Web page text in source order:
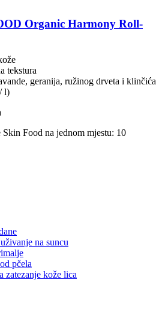
Organic Harmony Roll-​
tekstura
geranija, ružinog drveta i klinčića
l)
Food na jednom mjestu: 10
na suncu
pčela
zatezanje kože lica